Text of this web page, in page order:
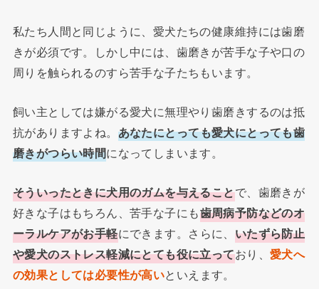
私たち人間と同じように、愛犬たちの健康維持には歯磨
きが必須です。しかし中には、歯磨きが苦手な子や口の
周りを触られるのすら苦手な子たちもいます。
飼い主としては嫌がる愛犬に無理やり歯磨きするのは抵
抗がありますよね。 あなたにとっても愛犬にとっても歯
磨きがつらい時間になってしまいます。
そういったときに犬用のガムを与えることで、歯磨きが
好きな子はもちろん、苦手な子にも歯周病予防などのオ
ーラルケアがお手軽にできます。さらに、 いたずら防止
や愛犬のストレス軽減にとても役に立っており、 愛犬へ
の効果としては必要性が高いといえます。